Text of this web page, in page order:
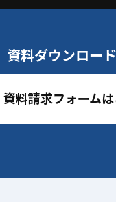
資料ダウンロード
資料請求フォーム